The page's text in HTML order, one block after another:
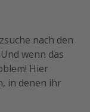
nach den
wenn das
Hier
in denen ihr